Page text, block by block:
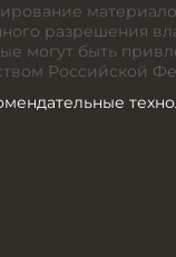
разрешения
могут быть
Российской